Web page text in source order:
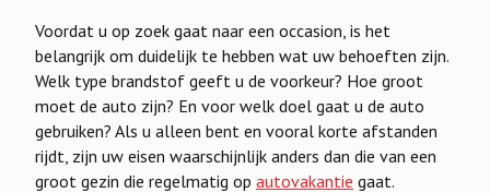
Voordat u op zoek gaat naar een occasion, is het
belangrijk om duidelijk te hebben wat uw behoeften zijn.
Welk type brandstof geeft u de voorkeur? Hoe groot
moet de auto zijn? En voor welk doel gaat u de auto
gebruiken? Als u alleen bent en vooral korte afstanden
rijdt, zijn uw eisen waarschijnlijk anders dan die van een
groot gezin die regelmatig op autovakantie gaat.